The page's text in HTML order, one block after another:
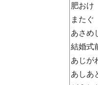
肥おけ
またぐ
あさめ
結婚式
あじが
あしあ